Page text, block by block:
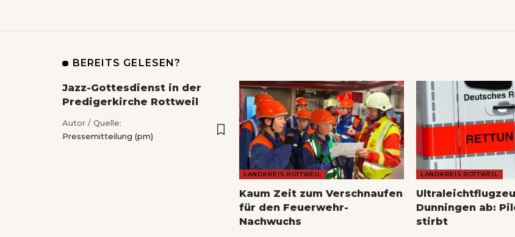
BEREITS GELESEN?
Jazz-Gottesdienst in der
Predigerkirche Rottweil
Autor / Quelle:
Pressemitteilung (pm)
LANDKREIS ROTTWEIL
Kaum Zeit zum Verschnaufen
für den Feuerwehr-
Nachwuchs
LANDKREIS ROTTWEIL
Dunningen ab:
stirbt